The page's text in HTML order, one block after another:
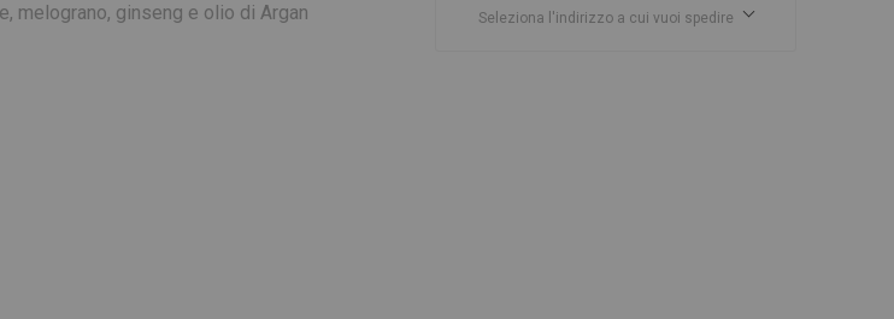
melograno, ginseng e olio di Argan
Seleziona l'indirizzo a cui vuoi spedire